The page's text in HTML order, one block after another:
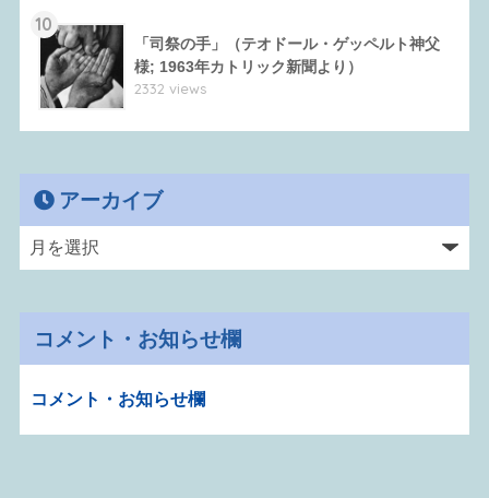
10
「司祭の手」（テオドール・ゲッペルト神父
様; 1963年カトリック新聞より）
2332 views
アーカイブ
コメント・お知らせ欄
コメント・お知らせ欄